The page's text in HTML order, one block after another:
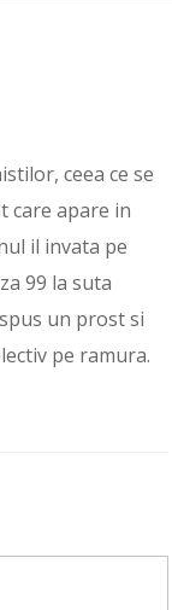
ceea ce se
care apare in
il invata pe
99 la suta
un prost si
pe ramura.